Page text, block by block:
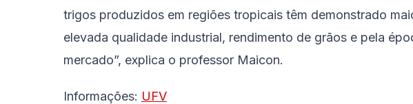
trigos produzidos em regiões tropicais têm demonstrado
elevada qualidade industrial, rendimento de grãos e pela
mercado”, explica o professor Maicon.
Informações: UFV